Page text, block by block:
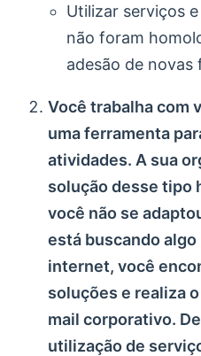
Utilizar serviços
não foram
adesão de novas
Você trabalha com
uma ferramenta
atividades. A sua
solução desse tipo
você não se
está buscando
internet, você
soluções e realiza
mail corporativo.
utilização de